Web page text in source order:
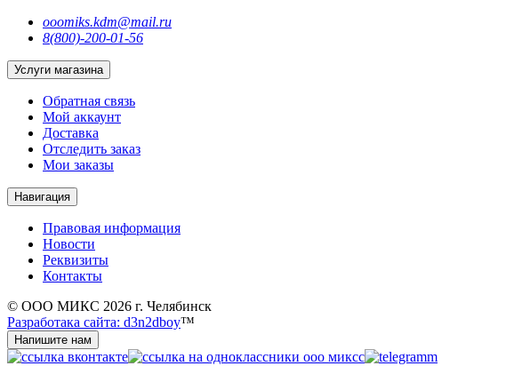
ooomiks.kdm@mail.ru
8(800)-200-01-56
Услуги магазина
Обратная связь
Мой аккаунт
Доставка
Отследить заказ
Мои заказы
Навигация
Правовая информация
Новости
Реквизиты
Контакты
© ООО МИКС 2026 г. Челябинск
Разработака сайта: d3n2dboy™
Напишите нам